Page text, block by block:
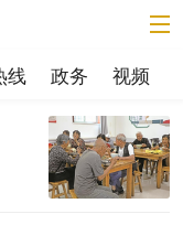
线 政务 视频